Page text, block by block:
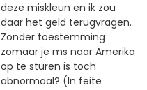
deze miskleun en ik zou
daar het geld terugvragen.
Zonder toestemming
zomaar je ms naar Amerika
op te sturen is toch
abnormaal? (In feite